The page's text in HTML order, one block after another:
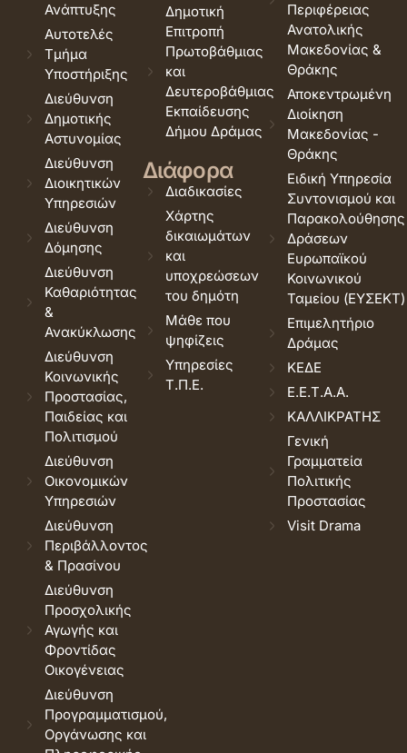
Ανάπτυξης
Αυτοτελές
Τμήμα
Υποστήριξης
Διεύθυνση
Δημοτικής
Αστυνομίας
Διεύθυνση
Διοικητικών
Υπηρεσιών
Διεύθυνση
Δόμησης
Διεύθυνση
Καθαριότητας
&
Ανακύκλωσης
Διεύθυνση
Κοινωνικής
Προστασίας,
Παιδείας και
Πολιτισμού
Διεύθυνση
Οικονομικών
Υπηρεσιών
Διεύθυνση
Περιβάλλοντος
& Πρασίνου
Διεύθυνση
Προσχολικής
Αγωγής και
Φροντίδας
Οικογένειας
Διεύθυνση
Προγραμματισμού,
Οργάνωσης και
Δημοτική
Επιτροπή
Πρωτοβάθμιας
και
Δευτεροβάθμιας
Εκπαίδευσης
Δήμου Δράμας
Διάφορα
Διαδικασίες
Χάρτης
δικαιωμάτων
και
υποχρεώσεων
του δημότη
Μάθε που
ψηφίζεις
Υπηρεσίες
Τ.Π.Ε.
Περιφέρειας
Ανατολικής
Μακεδονίας &
Θράκης
Αποκεντρωμένη
Διοίκηση
Μακεδονίας -
Θράκης
Ειδική Υπηρεσία
Συντονισμού και
Παρακολούθησης
Δράσεων
Ευρωπαϊκού
Κοινωνικού
Ταμείου (ΕΥΣΕΚΤ)
Επιμελητήριο
Δράμας
ΚΕΔΕ
Ε.Ε.Τ.Α.Α.
ΚΑΛΛΙΚΡΑΤΗΣ
Γενική
Γραμματεία
Πολιτικής
Προστασίας
Visit Drama